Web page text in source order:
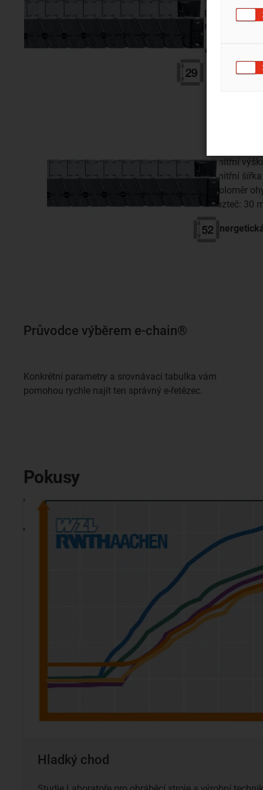
poloměr
rozteč: 22 mm
energetická
vnitřní
vnitřní
poloměr
rozteč: 30
Průvodce výběrem e-chain®
Konkrétní parametry a srovnávací tabulka vám
pomohou rychle najít ten správný e-řetězec.
Pokusy
Hladký chod